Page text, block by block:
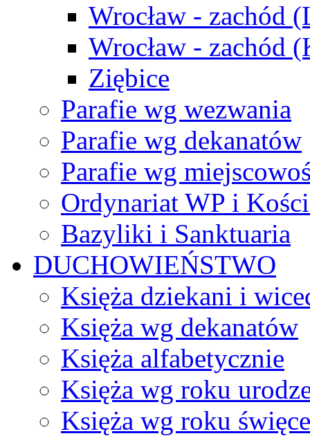
Wrocław - zachód
Wrocław - zachód
Ziębice
Parafie wg wezwania
Parafie wg dekanatów
Parafie wg
Ordynariat WP i
Bazyliki i Sanktuaria
DUCHOWIEŃSTWO
Księża dziekani i
Księża wg dekanatów
Księża alfabetycznie
Księża wg roku
Księża wg roku